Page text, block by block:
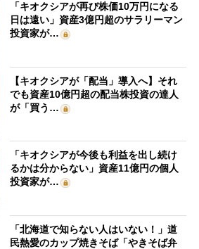
「キオクシアが再び株価10万円になる
日は遠い」資産3億円超のサラリーマン
投資家が…
【キオクシアが「配当」導入へ】それ
でも資産10億円超の配当株投資の達人
が「買う…
「キオクシアが今後も利益を出し続け
るかは分からない」資産11億円の個人
投資家が…
「北海道で知らない人はいない！」道
民熱愛のカップ焼きそば「やきそば弁